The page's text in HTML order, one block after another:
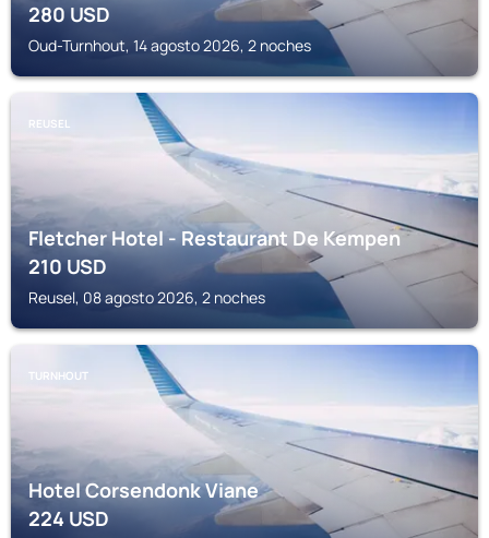
280USD
Oud-Turnhout, 14 agosto 2026, 2 noches
REUSEL
Fletcher Hotel - Restaurant De Kempen
210USD
Reusel, 08 agosto 2026, 2 noches
TURNHOUT
Hotel Corsendonk Viane
224USD